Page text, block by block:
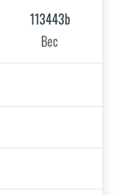
113443b
Вес